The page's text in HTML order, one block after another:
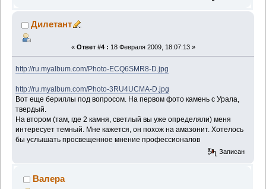
Дилетант
« Ответ #4 : 18 Февраля 2009, 18:07:13 »
http://ru.myalbum.com/Photo-ECQ6SMR8-D.jpg
http://ru.myalbum.com/Photo-3RU4UCMA-D.jpg
Вот еще бериллы под вопросом. На первом фото камень с Урала,
твердый.
На втором (там, где 2 камня, светлый вы уже определяли) меня
интересует темный. Мне кажется, он похож на амазонит. Хотелось
бы услышать просвещенное мнение профессионалов
Записан
Валера